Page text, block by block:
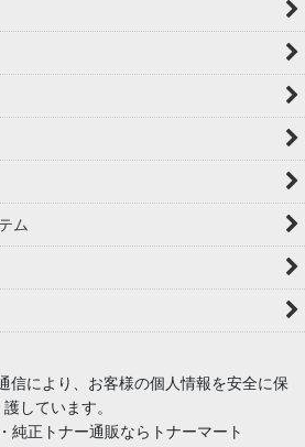
ム
信により、お客様の個人情報を安全に保
護しています。
純正トナー通販ならトナーマート